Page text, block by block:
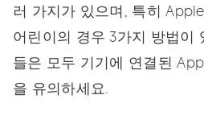
러 가지가 있으며, 특히
어린이의 경우 3가지 방법이
들은 모두 기기에 연결된
을 유의하세요.